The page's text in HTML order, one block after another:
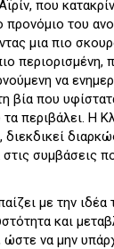
που
προνόμιο του
μια πιο
περιορισμένη,
να
βία που
περιβάλει. Η
διεκδικεί
στις συμβάσεις
με την ιδέα
και
ώστε να μην